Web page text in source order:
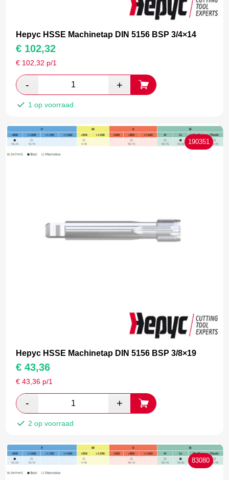
Hepyc HSSE Machinetap DIN 5156 BSP 3/4×14
€ 102,32
€ 102,32 p/1
1 op voorraad
190351
Hepyc HSSE Machinetap DIN 5156 BSP 3/8×19
€ 43,36
€43,36 p/1
2 op voorraad
83080